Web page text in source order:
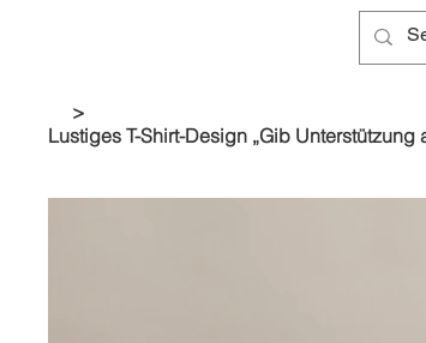
>
Lustiges T-Shirt-Design „Gib Unterstützung